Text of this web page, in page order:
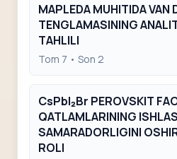
MAPLEDA MUHITIDA VAN
TENGLAMASINING
TAHLILI
Tom 7 • Son 2
CsPbI₂Br PEROVSKIT
QATLAMLARINING
SAMARADORLIGINI
ROLI